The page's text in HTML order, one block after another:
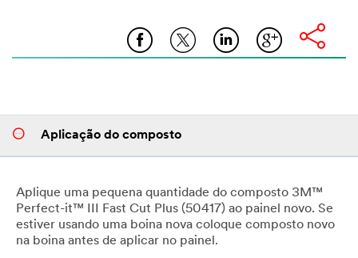
Aplicação do composto
Aplique uma pequena quantidade do composto 3M™
Perfect-it™ III Fast Cut Plus (50417) ao painel novo. Se
estiver usando uma boina nova coloque composto novo
na boina antes de aplicar no painel.